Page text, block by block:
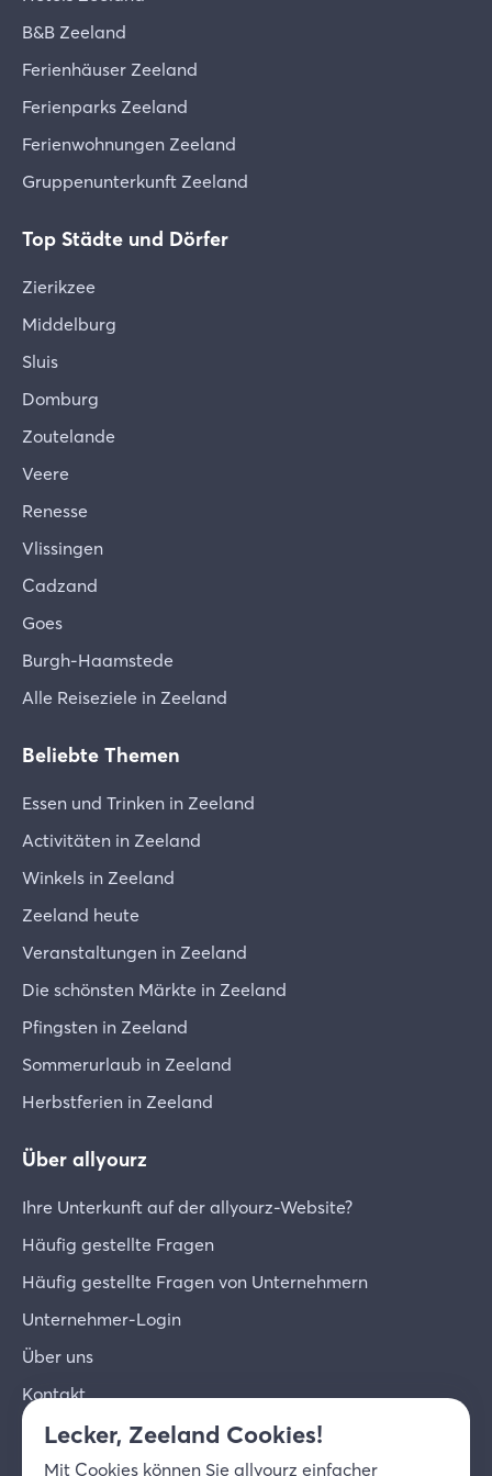
B&B Zeeland
Ferienhäuser Zeeland
Ferienparks Zeeland
Ferienwohnungen Zeeland
Gruppenunterkunft Zeeland
Top Städte und Dörfer
Zierikzee
Middelburg
Sluis
Domburg
Zoutelande
Veere
Renesse
Vlissingen
Cadzand
Goes
Burgh-Haamstede
Alle Reiseziele in Zeeland
Beliebte Themen
Essen und Trinken in Zeeland
Activitäten in Zeeland
Winkels in Zeeland
Zeeland heute
Veranstaltungen in Zeeland
Die schönsten Märkte in Zeeland
Pfingsten in Zeeland
Sommerurlaub in Zeeland
Herbstferien in Zeeland
Über allyourz
Ihre Unterkunft auf der allyourz-Website?
Häufig gestellte Fragen
Häufig gestellte Fragen von Unternehmern
Unternehmer-Login
Über uns
Kontakt
© 2026 allyourz b.v.
Lecker, Zeeland Cookies!
Mit Cookies können Sie allyourz einfacher